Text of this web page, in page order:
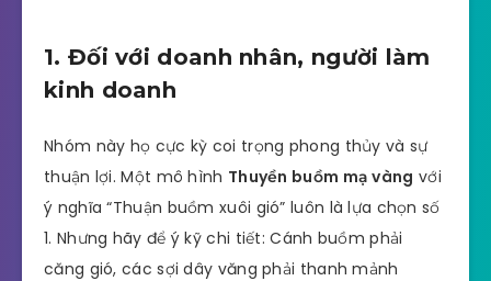
1. Đối với doanh nhân, người làm
kinh doanh
Nhóm này họ cực kỳ coi trọng phong thủy và sự
thuận lợi. Một mô hình Thuyền buồm mạ vàng với
ý nghĩa “Thuận buồm xuôi gió” luôn là lựa chọn số
1. Nhưng hãy để ý kỹ chi tiết: Cánh buồm phải
căng gió, các sợi dây văng phải thanh mảnh